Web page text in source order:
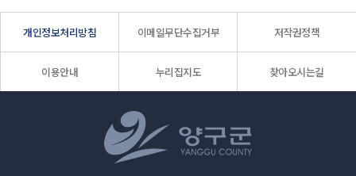
개인정보처리방침 이메일무단수집거부 저작권정책
이용안내 누리집지도 찾아오시는길